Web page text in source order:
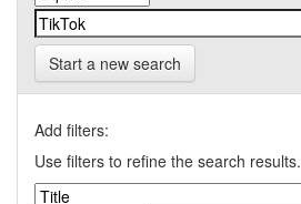
Start a new search
Add filters:
Use filters to refine the search results.